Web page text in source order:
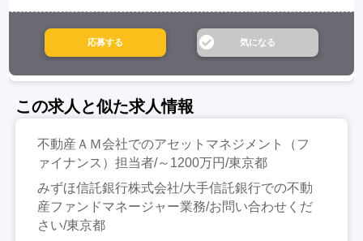
この求人と似た求人情報
不動産ＡＭ会社でのアセットマネジメント（フ
ァイナンス）担当者/～1200万円/東京都
みずほ信託銀行株式会社/大手信託銀行での不動
産ファンドマネージャー業務/お問い合わせくだ
さい/東京都